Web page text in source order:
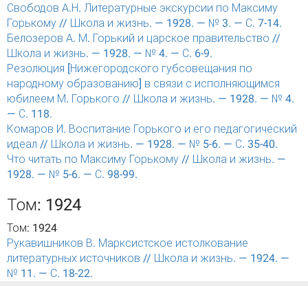
Свободов А.Н. Литературные экскурсии по Максиму
Горькому // Школа и жизнь. — 1928. — № 3. — С. 7-14.
Белозеров А. М. Горький и царское правительство //
Школа и жизнь. — 1928. — № 4. — С. 6-9.
Резолюция [Нижегородского губсовещания по
народному образованию] в связи с исполняющимся
юбилеем М. Горького // Школа и жизнь. — 1928. — № 4.
— С. 118.
Комаров И. Воспитание Горького и его педагогический
идеал // Школа и жизнь. — 1928. — № 5-6. — С. 35-40.
Что читать по Максиму Горькому // Школа и жизнь. —
1928. — № 5-6. — С. 98-99.
Том: 1924
Том: 1924
Рукавишников В. Марксистское истолкование
литературных источников // Школа и жизнь. — 1924. —
№ 11. — С. 18-22.